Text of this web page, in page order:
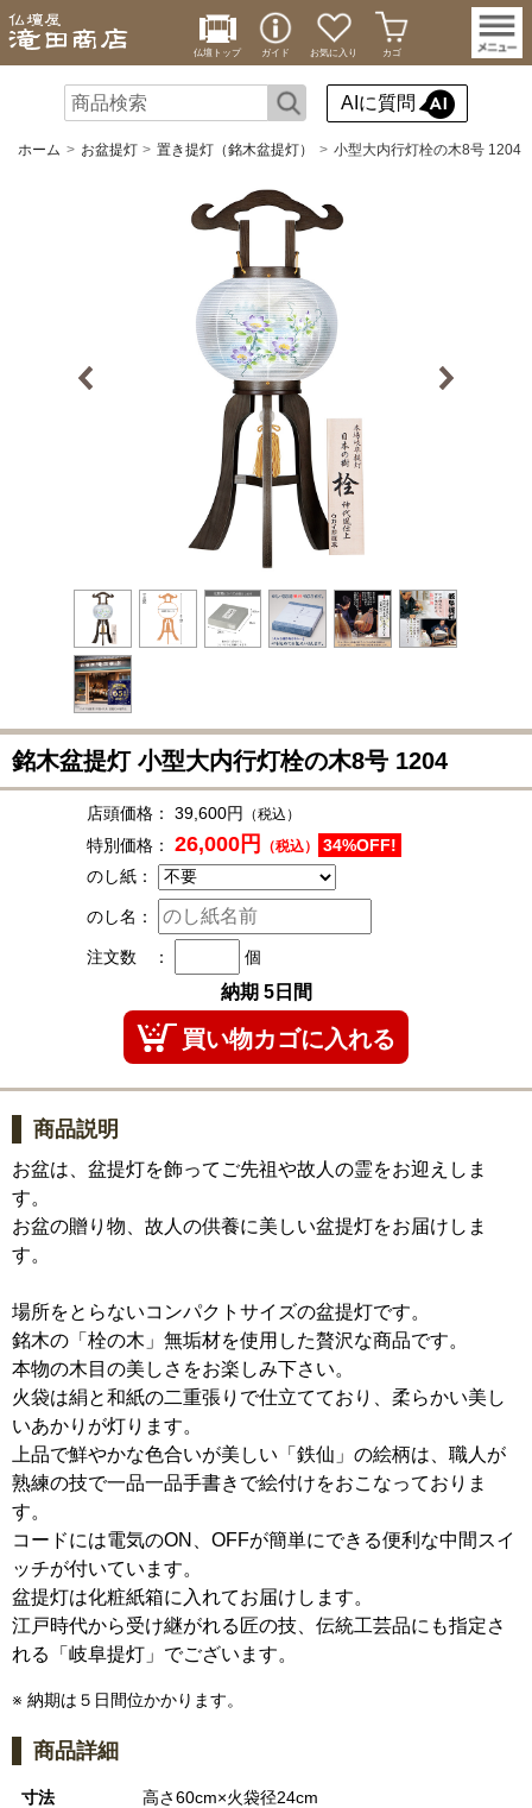
仏壇トップ ガイド お気に入り カゴ
AIに質問
ホーム お盆提灯 置き提灯（銘木盆提灯） 小型大内行灯栓の木8号 1204
銘木盆提灯 小型大内行灯栓の木8号 1204
店頭価格： 39,600円 （税込）
特別価格： 26,000円 （税込）
34%OFF!
のし紙：
のし名：
注文数 ： 個
納期 5日間
商品説明
お盆は、盆提灯を飾ってご先祖や故人の霊をお迎えしま
す。
お盆の贈り物、故人の供養に美しい盆提灯をお届けしま
す。
場所をとらないコンパクトサイズの盆提灯です。
銘木の「栓の木」無垢材を使用した贅沢な商品です。
本物の木目の美しさをお楽しみ下さい。
火袋は絹と和紙の二重張りで仕立てており、柔らかい美し
いあかりが灯ります。
上品で鮮やかな色合いが美しい「鉄仙」の絵柄は、職人が
熟練の技で一品一品手書きで絵付けをおこなっておりま
す。
コードには電気のON、OFFが簡単にできる便利な中間スイ
ッチが付いています。
盆提灯は化粧紙箱に入れてお届けします。
江戸時代から受け継がれる匠の技、伝統工芸品にも指定さ
れる「岐阜提灯」でございます。
※ 納期は５日間位かかります。
商品詳細
寸法 高さ60cm×火袋径24cm